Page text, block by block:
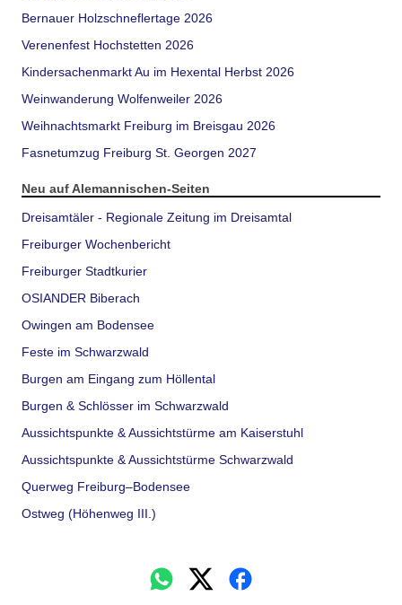
Bernauer Holzschneflertage 2026
Verenenfest Hochstetten 2026
Kindersachenmarkt Au im Hexental Herbst 2026
Weinwanderung Wolfenweiler 2026
Weihnachtsmarkt Freiburg im Breisgau 2026
Fasnetumzug Freiburg St. Georgen 2027
Neu auf Alemannischen-Seiten
Dreisamtäler - Regionale Zeitung im Dreisamtal
Freiburger Wochenbericht
Freiburger Stadtkurier
OSIANDER Biberach
Owingen am Bodensee
Feste im Schwarzwald
Burgen am Eingang zum Höllental
Burgen & Schlösser im Schwarzwald
Aussichtspunkte & Aussichtstürme am Kaiserstuhl
Aussichtspunkte & Aussichtstürme Schwarzwald
Querweg Freiburg–Bodensee
Ostweg (Höhenweg III.)